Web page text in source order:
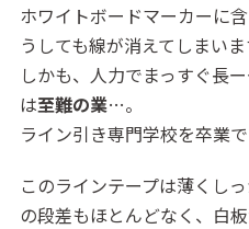
ホワイトボードマーカーに
うしても線が消えてしまいま
しかも、人力でまっすぐ長
は至難の業…。
ライン引き専門学校を卒業
このラインテープは薄くし
の段差もほとんどなく、白